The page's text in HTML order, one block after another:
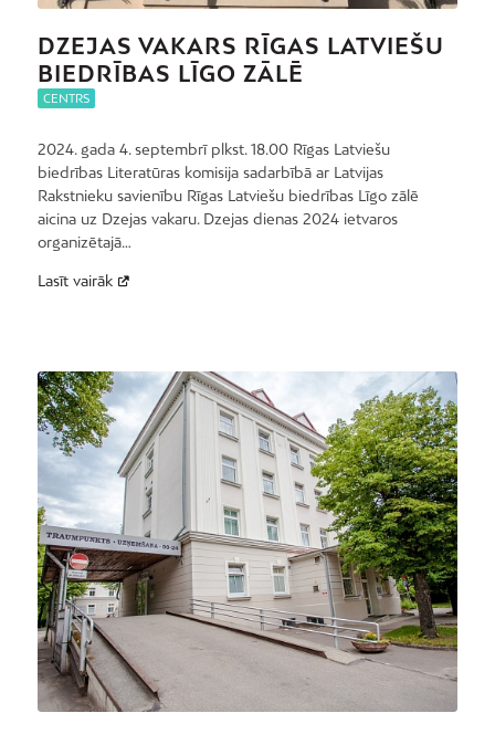
DZEJAS VAKARS RĪGAS LATVIEŠU
BIEDRĪBAS LĪGO ZĀLĒ
CENTRS
2024. gada 4. septembrī plkst. 18.00 Rīgas Latviešu
biedrības Literatūras komisija sadarbībā ar Latvijas
Rakstnieku savienību Rīgas Latviešu biedrības Līgo zālē
aicina uz Dzejas vakaru. Dzejas dienas 2024 ietvaros
organizētajā…
Lasīt vairāk